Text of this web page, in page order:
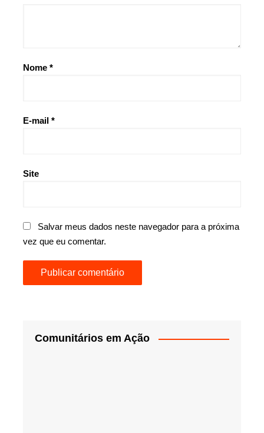
Nome *
E-mail *
Site
Salvar meus dados neste navegador para a próxima
vez que eu comentar.
Comunitários em Ação